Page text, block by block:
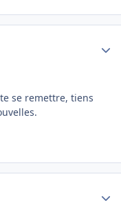
se remettre, tiens